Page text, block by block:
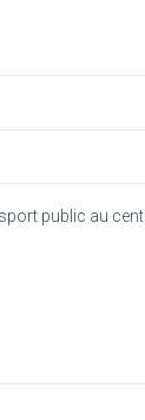
public au